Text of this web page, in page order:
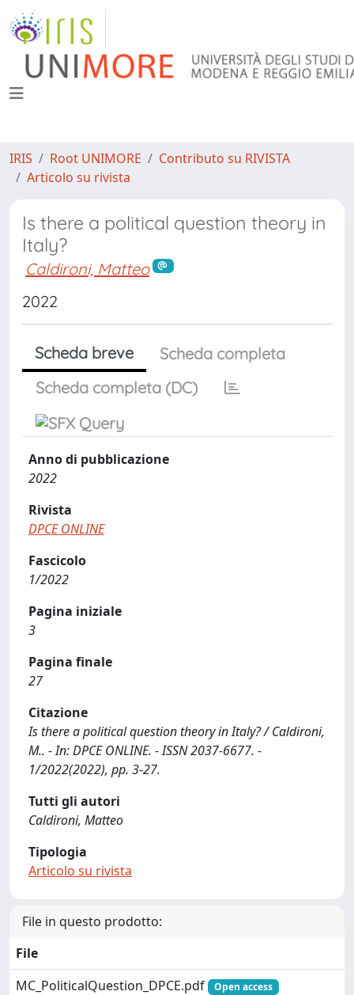
IRIS Root UNIMORE
Contributo su RIVISTA
Articolo su rivista
Is there a political question theory in
Italy?
Caldironi, Matteo
2022
Scheda breve
Scheda completa
Scheda completa (DC)
Anno di pubblicazione
2022
Rivista
DPCE ONLINE
Fascicolo
1/2022
Pagina iniziale
3
Pagina finale
27
Citazione
Is there a political question theory in Italy? / Caldironi,
M.. - In: DPCE ONLINE. - ISSN 2037-6677. -
1/2022(2022), pp. 3-27.
Tutti gli autori
Caldironi, Matteo
Tipologia
Articolo su rivista
File in questo prodotto:
File
MC_PoliticalQuestion_DPCE.pdf
Open access